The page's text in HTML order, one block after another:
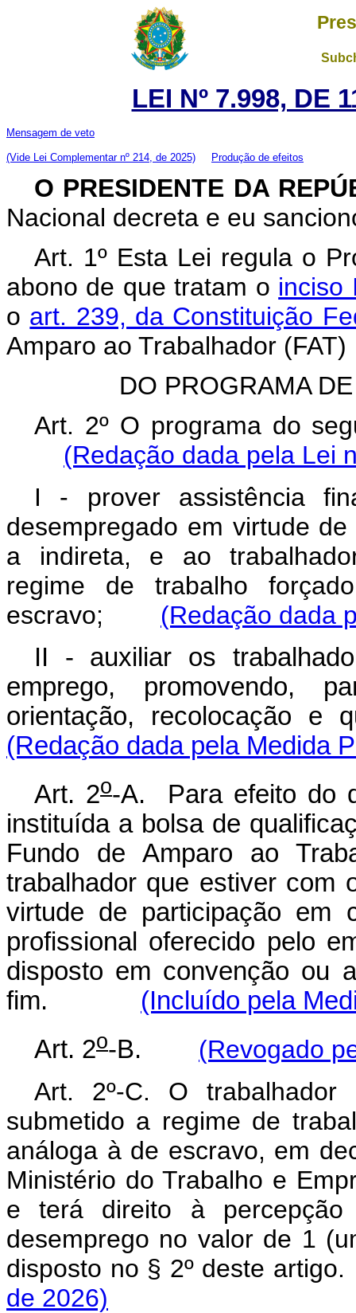
LEI Nº 7.998, DE
Mensagem de veto
(Vide Lei Complementar nº 214, de 2025) Produção de efeitos
O PRESIDENTE DA
Nacional decreta e eu
Art. 1º Esta Lei regula o
abono de que tratam o inciso
o art. 239, da Constituição
Amparo ao Trabalhador (FAT)
DO PROGRAMA
Art. 2º O programa do
(Redação dada pela Lei
I - prover assistência
desempregado em virtude
a indireta, e ao
regime de trabalho
escravo; (Redação dada
II - auxiliar os
emprego, promovendo,
orientação,
(Redação dada pela Medida
Art. 2o-A. Para efeito do
instituída a bolsa de
Fundo de Amparo ao
trabalhador que estiver com
virtude de participação em
profissional oferecido pelo
disposto em convenção ou
fim.
(Incluído pela
Art. 2o-B.
(Revogado
Art. 2º-C. O
submetido a regime de
análoga à de escravo, em
Ministério do Trabalho e
e terá direito à
desemprego no valor de 1
disposto no § 2º deste
de 2026)